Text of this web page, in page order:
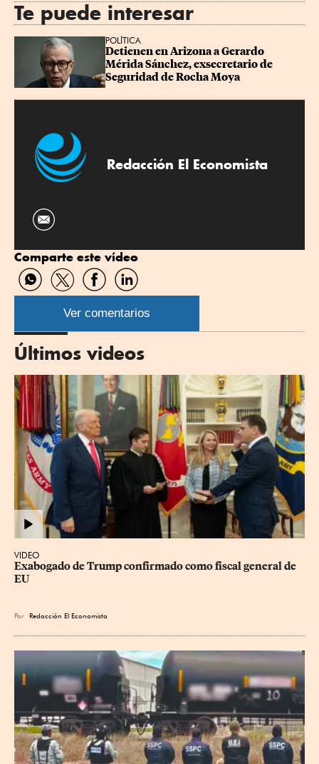
Te puede interesar
POLÍTICA
Detienen en Arizona a Gerardo
Mérida Sánchez, exsecretario de
Seguridad de Rocha Moya
Redacción El Economista
Comparte este vídeo
Compartir
por
WhatsApp
Compartir
por
Twitter
Compartir
por
Facebook
Compartir
por
Linkedin
Ver comentarios
Últimos videos
VIDEO
Exabogado de Trump confirmado como fiscal general de
EU
Por Redacción El Economista